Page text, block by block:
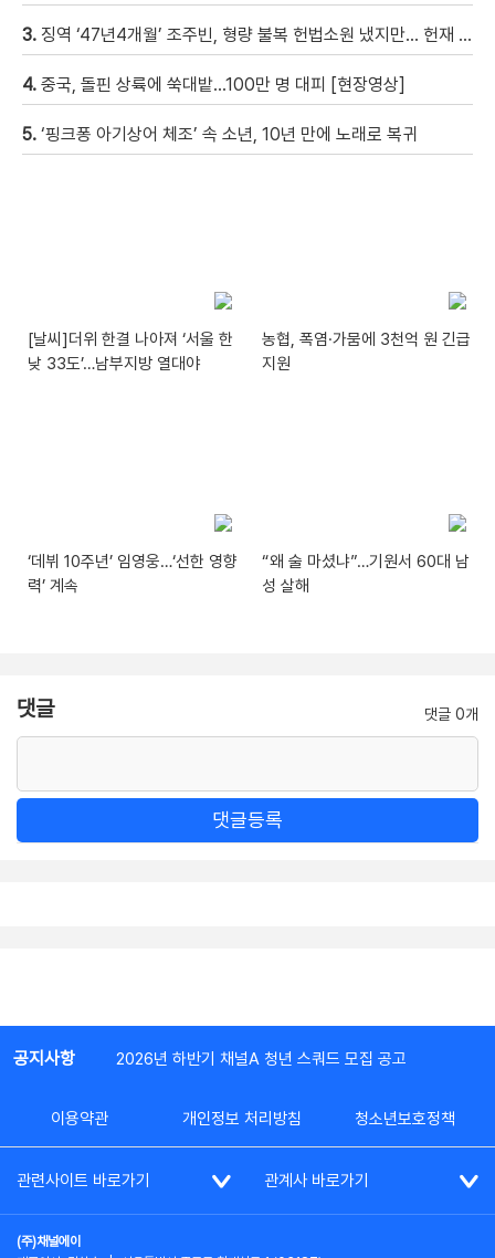
3. 징역 ‘47년4개월’ 조주빈, 형량 불복 헌법소원 냈지만… 헌재 “합헌”
4. 중국, 돌핀 상륙에 쑥대밭…100만 명 대피 [현장영상]
5. ‘핑크퐁 아기상어 체조’ 속 소년, 10년 만에 노래로 복귀
[날씨]더위 한결 나아져 ‘서울 한
낮 33도’…남부지방 열대야
농협, 폭염·가뭄에 3천억 원 긴급
지원
‘데뷔 10주년’ 임영웅…‘선한 영향
력’ 계속
“왜 술 마셨냐”…기원서 60대 남
성 살해
댓글 댓글 0개
댓글등록
공지사항 2026년 하반기 채널A 청년 스쿼드 모집 공고
이용약관 개인정보 처리방침 청소년보호정책
관련사이트 바로가기 관계사 바로가기
(주)채널에이